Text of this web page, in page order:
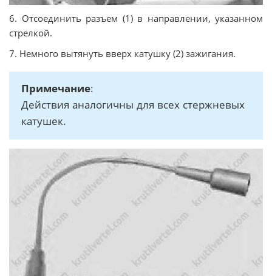
6. Отсоединить разъем (1) в направлении, указанном
стрелкой.
7. Немного вытянуть вверх катушку (2) зажигания.
Примечание:
Действия аналогичны для всех стержневых
катушек.